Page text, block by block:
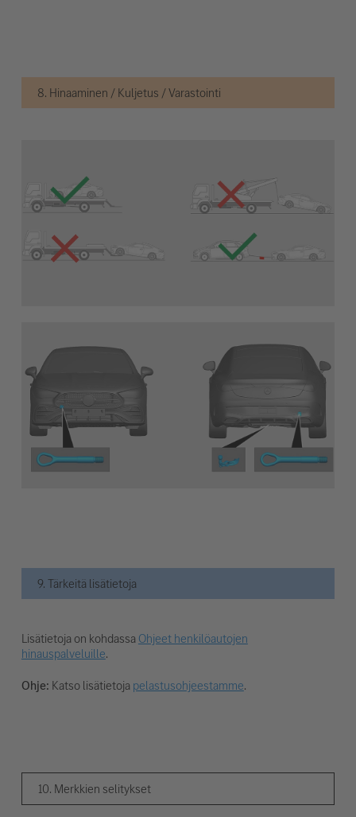
8. Hinaaminen / Kuljetus / Varastointi
9. Tärkeitä lisätietoja
Lisätietoja on kohdassaOhjeet henkilöautojen
hinauspalveluille.
Ohje: Katso lisätietojapelastusohjeestamme.
10. Merkkien selitykset